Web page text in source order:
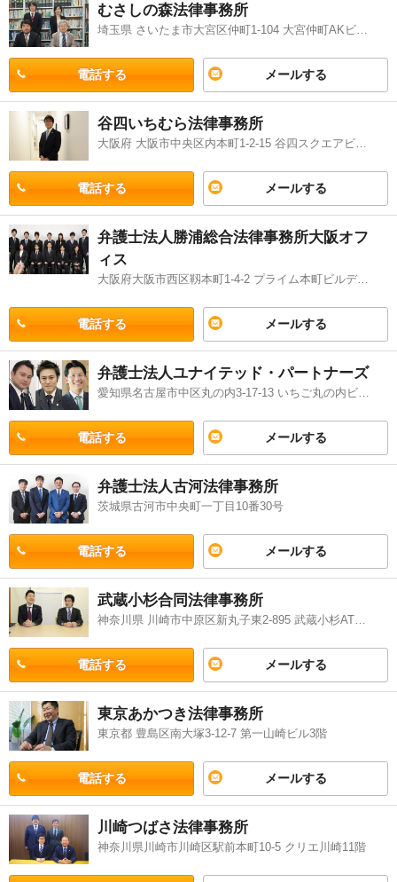
むさしの森法律事務所
埼玉県 さいたま市大宮区仲町1-104 大宮仲町AKビル9階
電話する メールする
谷四いちむら法律事務所
大阪府 大阪市中央区内本町1-2-15 谷四スクエアビル6階
電話する メールする
弁護士法人勝浦総合法律事務所大阪オフ
ィス
大阪府大阪市西区靱本町1-4-2 プライム本町ビルディング1階
電話する メールする
弁護士法人ユナイテッド・パートナーズ
愛知県名古屋市中区丸の内3-17-13 いちご丸の内ビル5階
電話する メールする
弁護士法人古河法律事務所
茨城県古河市中央町一丁目10番30号
電話する メールする
武蔵小杉合同法律事務所
神奈川県 川崎市中原区新丸子東2-895 武蔵小杉ATビル505
電話する メールする
東京あかつき法律事務所
東京都 豊島区南大塚3-12-7 第一山崎ビル3階
電話する メールする
川崎つばさ法律事務所
神奈川県川崎市川崎区駅前本町10-5 クリエ川崎11階